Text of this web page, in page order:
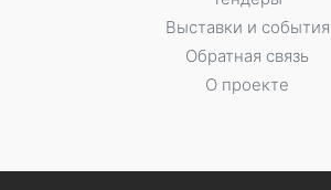
Выставки и события
Обратная связь
О проекте